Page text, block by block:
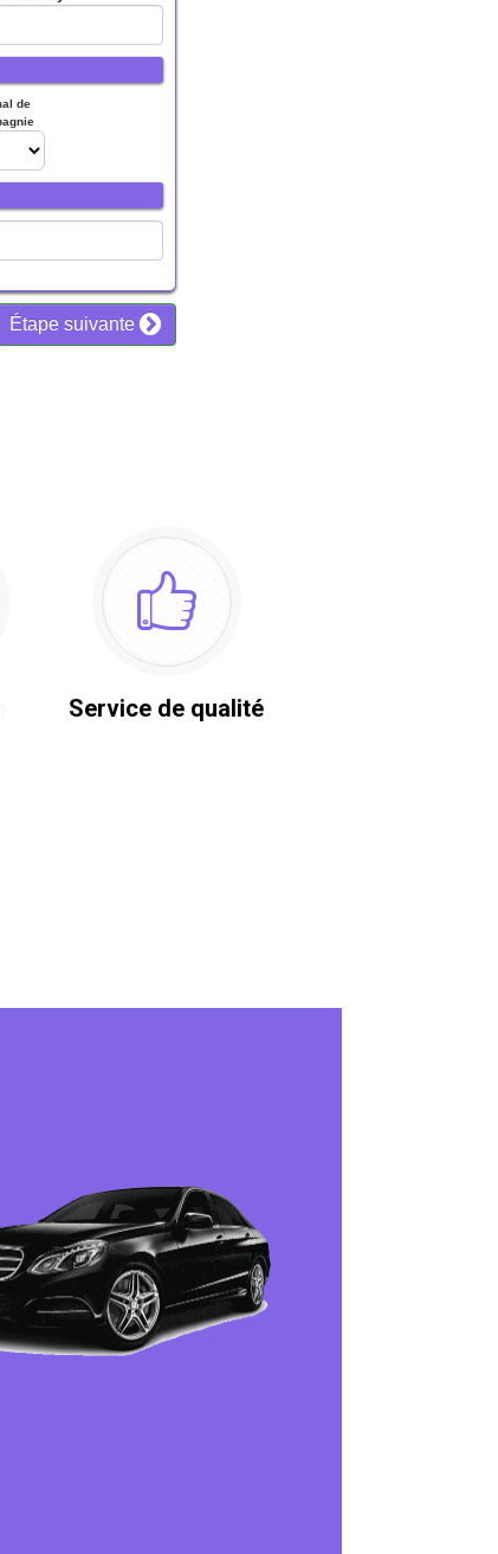
Service de qualité